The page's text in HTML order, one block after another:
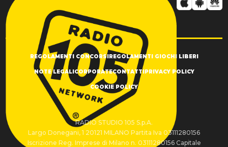
REGOLAMENTI CONCORSIREGOLAMENTI GIOCHI LIBERI
NOTE LEGALICORPORATECONTATTIPRIVACY POLICY
COOKIE POLICY
RADIO STUDIO 105 S.p.A.
Largo Donegani, 1 20121 MILANO Partita Iva 03111280156
Iscrizione Reg. Imprese di Milano n. 03111280156 Capitale